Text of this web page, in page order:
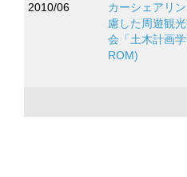
2010/06
カーシェアリ
慮した周遊観
会「土木計画
ROM)